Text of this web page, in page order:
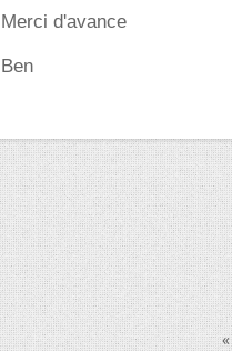
Merci d'avance
Ben
«